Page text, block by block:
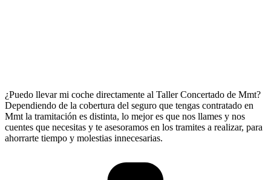
¿Puedo llevar mi coche directamente al Taller Concertado de Mmt?
Dependiendo de la cobertura del seguro que tengas contratado en
Mmt la tramitación es distinta, lo mejor es que nos llames y nos
cuentes que necesitas y te asesoramos en los tramites a realizar, para
ahorrarte tiempo y molestias innecesarias.